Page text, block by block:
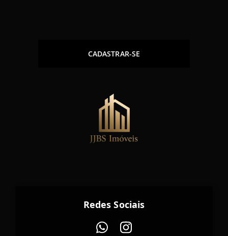
CADASTRAR-SE
Redes Sociais